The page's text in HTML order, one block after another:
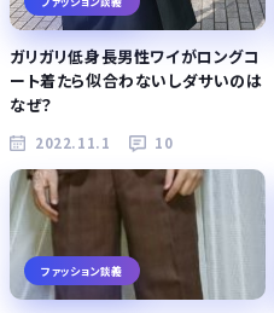
ガリガリ低身長男性ワイがロングコ
ート着たら似合わないしダサいのは
なぜ？
2022.11.1 10
ファッション談義